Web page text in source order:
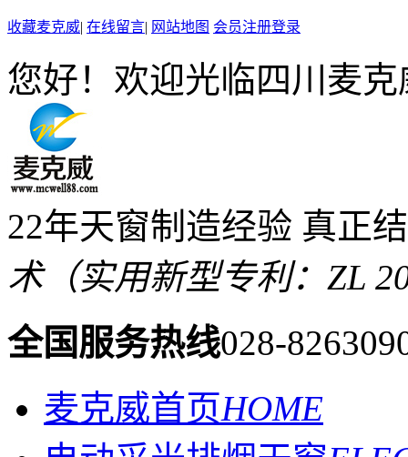
收藏麦克威| 在线留言| 网站地图 会员注册登录
您好！欢迎光临四川麦
22年天窗制造经验 真正
术（实用新型专利：ZL
全国服务热线028-
麦克威首页HOME